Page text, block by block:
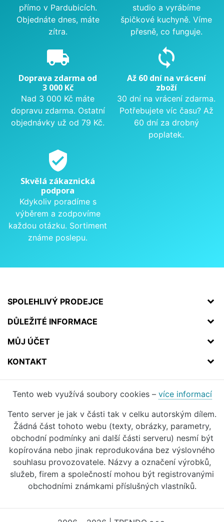
přímo v Pardubicích.
Objednáte dnes, máte
zítra.
studio a vyrábíme
špičkové kuchyně. Víme
přesně, co funguje.
local_shipping
Doprava zdarma od
3 000 Kč
Nad 3 000 Kč máte
dopravu zdarma. Ostatní
objednávky už od 79 Kč.
sync
Až 60 dní na vrácení
zboží
30 dní na vrácení zdarma.
Potřebujete víc času? Až
60 dní za drobný
poplatek.
verified_user
Skvělá zákaznická
podpora
Kdykoliv poradíme s
výběrem a zodpovíme
každou otázku. Sortiment
známe poslepu.
SPOLEHLIVÝ PRODEJCE
DŮLEŽITÉ INFORMACE
MŮJ ÚČET
KONTAKT
Tento web využívá soubory cookies – více informací
Tento server je jak v části tak v celku autorským dílem.
Žádná část tohoto webu (texty, obrázky, parametry,
obchodní podmínky ani další části serveru) nesmí být
kopírována nebo jinak reprodukována bez výslovného
souhlasu provozovatele. Názvy a označení výrobků,
služeb, firem a společností mohou být registrovanými
obchodními známkami příslušných vlastníků.